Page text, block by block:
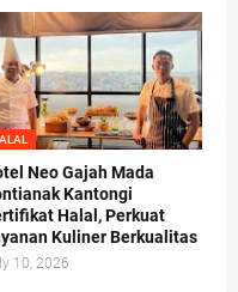
Neo Gajah Mada
Kantongi
Halal, Perkuat
Kuliner Berkualitas
10, 2026